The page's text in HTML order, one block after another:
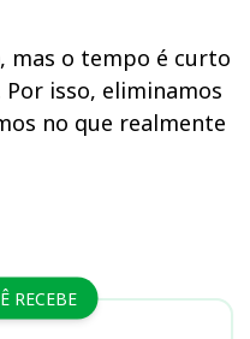
mas o tempo é curto
isso, eliminamos
no que realmente
RECEBE